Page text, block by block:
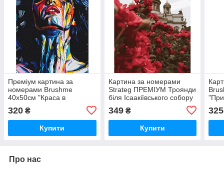
Преміум картина за
номерами Brushme
40x50см "Краса в
320 ₴
Купити
Картина за номерами
Strateg ПРЕМІУМ Троянди
біля Ісаакіївського собору
з лаком розміром 40х50
см (GS1241)
349₴
Купити
325
Про нас